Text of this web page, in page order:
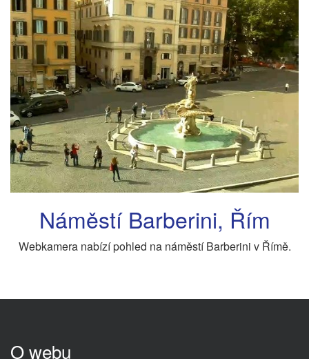
Náměstí Barberini, Řím
Webkamera nabízí pohled na náměstí Barberini v Římě.
O webu